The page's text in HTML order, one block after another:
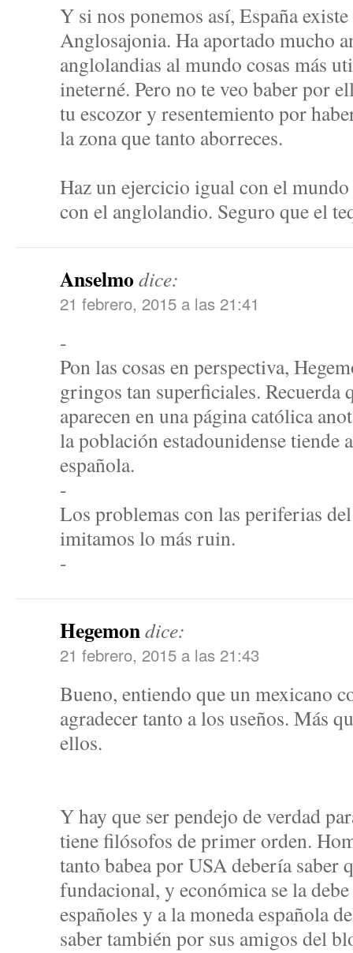
Y si nos ponemos así, España
Anglosajonia. Ha aportado mucho
anglolandias al mundo cosas más
ineterné. Pero no te veo baber por
tu escozor y resentemiento por
la zona que tanto aborreces.
Haz un ejercicio igual con el
con el anglolandio. Seguro que el
Anselmodice:
21 febrero, 2015 a las 21:41
-
Pon las cosas en perspectiva,
gringos tan superficiales. Recuerda
aparecen en una página católica
la población estadounidense tiende
española.
-
Los problemas con las periferias
imitamos lo más ruin.
-
Hegemondice:
21 febrero, 2015 a las 21:43
Bueno, entiendo que un mexicano
agradecer tanto a los useños. Más
ellos.
Y hay que ser pendejo de verdad
tiene filósofos de primer orden.
tanto babea por USA debería saber
fundacional, y económica se la
españoles y a la moneda española
saber también por sus amigos del